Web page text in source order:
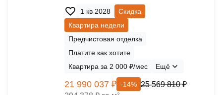
1 кв 2028
Скидка
Квартира недели
Предчистовая отделка
Платите как хотите
Квартира за 2 000 ₽/мес
Ещё
21 990 037 ₽ -14% 25 569 810 ₽